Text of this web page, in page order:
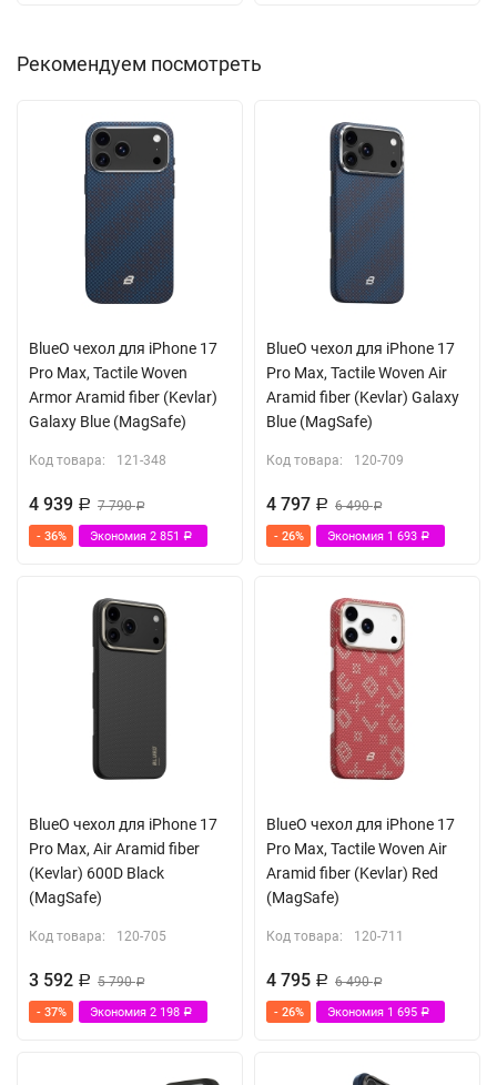
Рекомендуем посмотреть
BlueO чехол для iPhone 17
Pro Max, Tactile Woven
Armor Aramid fiber (Kevlar)
Galaxy Blue (MagSafe)
Код товара: 121-348
4 939 Р 7 790Р
- 36% Экономия 2 851 Р
BlueO чехол для iPhone 17
Pro Max, Tactile Woven Air
Aramid fiber (Kevlar) Galaxy
Blue (MagSafe)
Код товара: 120-709
4 797 Р 6 490Р
- 26% Экономия 1 693 Р
BlueO чехол для iPhone 17
Pro Max, Air Aramid fiber
(Kevlar) 600D Black
(MagSafe)
Код товара: 120-705
3 592 Р 5 790Р
- 37% Экономия 2 198 Р
BlueO чехол для iPhone 17
Pro Max, Tactile Woven Air
Aramid fiber (Kevlar) Red
(MagSafe)
Код товара: 120-711
4 795 Р 6 490Р
- 26% Экономия 1 695 Р